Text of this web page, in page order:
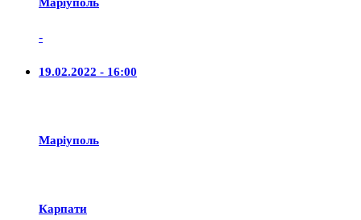
-
19.02.2022 - 16:00
Маріуполь
Карпати